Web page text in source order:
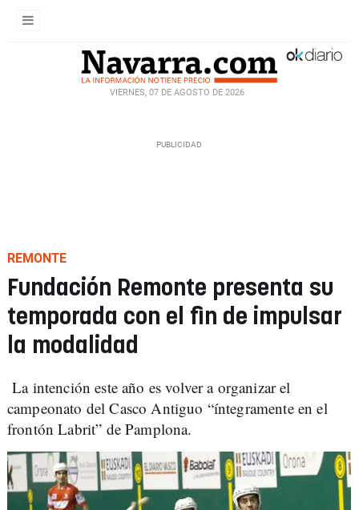
VIERNES, 07 DE AGOSTO DE 2026
REMONTE
Fundación Remonte presenta su
temporada con el fin de impulsar
la modalidad
La intención este año es volver a organizar el
campeonato del Casco Antiguo “íntegramente en el
frontón Labrit” de Pamplona.